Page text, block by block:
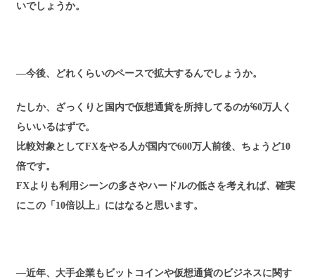
いでしょうか。
―今後、どれくらいのペースで拡大するんでしょうか。
たしか、ざっくりと国内で仮想通貨を所持してるのが60万人く
らいいるはずで。
比較対象としてFXをやる人が国内で600万人前後、ちょうど10
倍です。
FXよりも利用シーンの多さやハードルの低さを考えれば、確実
にこの「10倍以上」にはなると思います。
―近年、大手企業もビットコインや仮想通貨のビジネスに関す